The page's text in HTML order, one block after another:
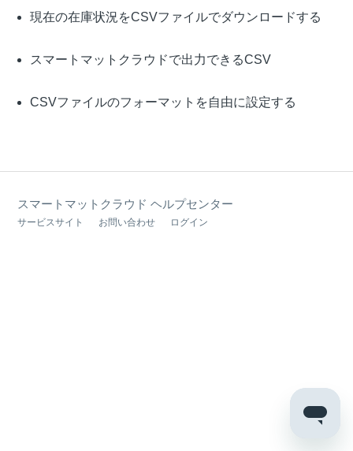
現在の在庫状況をCSVファイルでダウンロードする
スマートマットクラウドで出力できるCSV
CSVファイルのフォーマットを自由に設定する
スマートマットクラウド ヘルプセンター
サービスサイト お問い合わせ ログイン